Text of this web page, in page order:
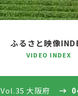
ふるさと映像
VIDEO INDEX
Vol.35 大阪府